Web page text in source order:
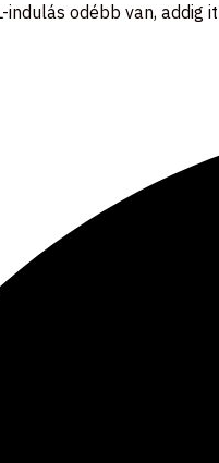
indulás odébb van,